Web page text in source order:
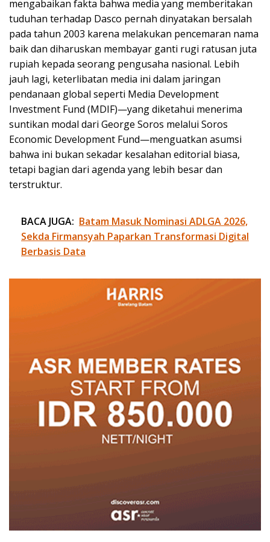
mengabaikan fakta bahwa media yang memberitakan
tuduhan terhadap Dasco pernah dinyatakan bersalah
pada tahun 2003 karena melakukan pencemaran nama
baik dan diharuskan membayar ganti rugi ratusan juta
rupiah kepada seorang pengusaha nasional. Lebih
jauh lagi, keterlibatan media ini dalam jaringan
pendanaan global seperti Media Development
Investment Fund (MDIF)—yang diketahui menerima
suntikan modal dari George Soros melalui Soros
Economic Development Fund—menguatkan asumsi
bahwa ini bukan sekadar kesalahan editorial biasa,
tetapi bagian dari agenda yang lebih besar dan
terstruktur.
BACA JUGA: Batam Masuk Nominasi ADLGA 2026,
Sekda Firmansyah Paparkan Transformasi Digital
Berbasis Data